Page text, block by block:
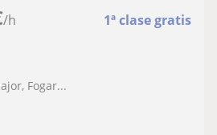
/h 1ª clase gratis
Fogar...